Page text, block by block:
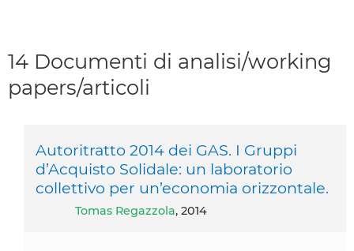
14 Documenti di analisi/working
papers/articoli
Autoritratto 2014 dei GAS. I Gruppi
d’Acquisto Solidale: un laboratorio
collettivo per un’economia orizzontale.
Tomas Regazzola, 2014